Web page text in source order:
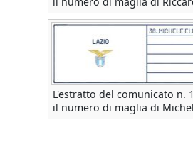
L'estratto del comunicato n.
il numero di maglia di